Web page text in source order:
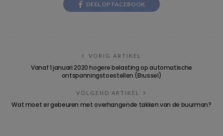
DEEL OP FACEBOOK
VORIG ARTIKEL
Vanaf 1 januari 2020 hogere belasting op automatische
ontspanningstoestellen (Brussel)
VOLGEND ARTIKEL
Wat moet er gebeuren met overhangende takken van de buurman?